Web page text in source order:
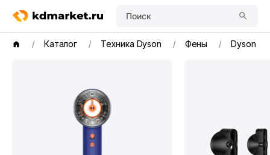
Поиск
Каталог Техника Dyson Фены Dyson